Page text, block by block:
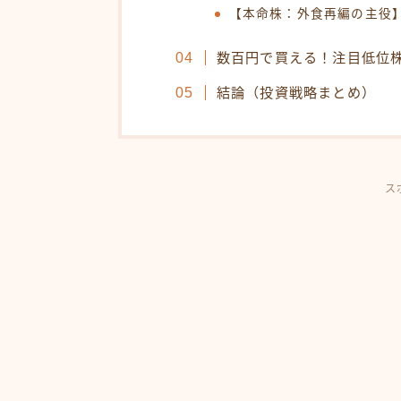
【本命株：外食再編の主役】
数百円で買える！注目低位
結論（投資戦略まとめ）
ス